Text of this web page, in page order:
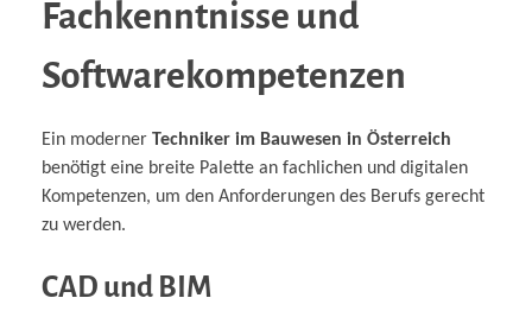
Fachkenntnisse und
Softwarekompetenzen
Ein moderner Techniker im Bauwesen in Österreich
benötigt eine breite Palette an fachlichen und digitalen
Kompetenzen, um den Anforderungen des Berufs gerecht
zu werden.
CAD und BIM